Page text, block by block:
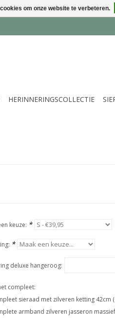
HERINNERINGSCOLLECTIE
keuze: *
*
deluxe hangeroog:
compleet:
sieraad met zilveren ketting 42cm
armband zilveren jasseron
om onze website te verbeteren.